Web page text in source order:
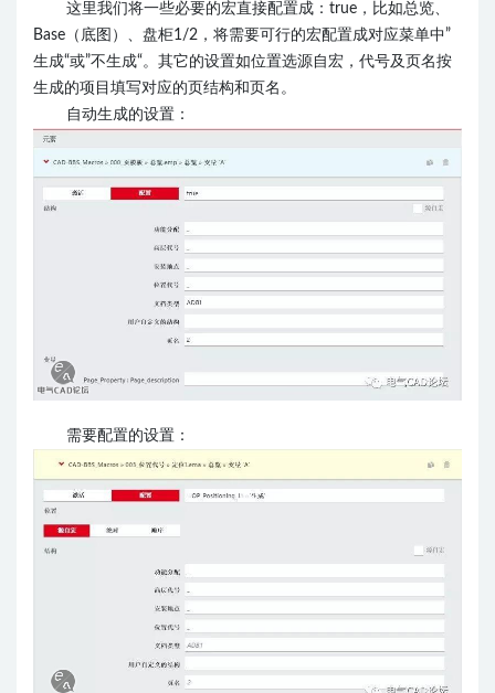
这里我们将一些必要的宏直接配置成：true，比如总览、
Base（底图）、盘柜1/2，将需要可行的宏配置成对应菜单中”
生成“或”不生成“。其它的设置如位置选源自宏，代号及页名按
生成的项目填写对应的页结构和页名。
自动生成的设置：
需要配置的设置：